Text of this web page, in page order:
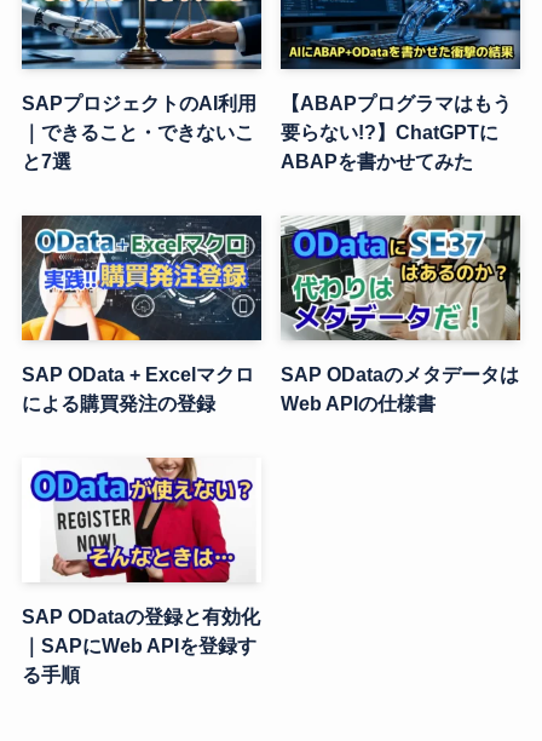
SAPプロジェクトのAI利用
｜できること・できないこ
と7選
【ABAPプログラマはもう
要らない!?】ChatGPTに
ABAPを書かせてみた
SAP OData + Excelマクロ
による購買発注の登録
SAP ODataのメタデータは
Web APIの仕様書
SAP ODataの登録と有効化
｜SAPにWeb APIを登録す
る手順